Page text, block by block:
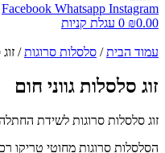
Facebook Whatsapp Instagram
₪0.00
0 עגלת קניות
עמוד הבית/ סלסלות סרוגות/
זוג סלסלות גווני חום
זוג סלסלות סרוגות לשידת
הסלסלות סרוגות מחוטי טריקו